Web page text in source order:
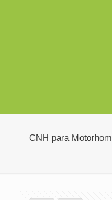
CNH para